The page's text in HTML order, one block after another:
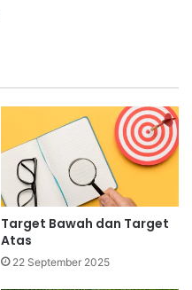
Target Bawah dan Target
Atas
22 September 2025